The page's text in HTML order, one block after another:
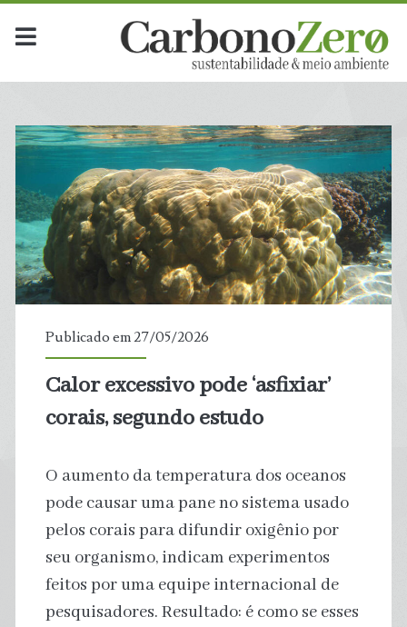
Publicado em 27/05/2026
Calor excessivo pode ‘asfixiar’
corais, segundo estudo
O aumento da temperatura dos oceanos
pode causar uma pane no sistema usado
pelos corais para difundir oxigênio por
seu organismo, indicam experimentos
feitos por uma equipe internacional de
pesquisadores. Resultado: é como se esses